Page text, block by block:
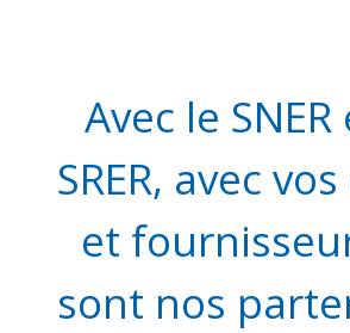
Avec le
SRER, avec
et
sont nos